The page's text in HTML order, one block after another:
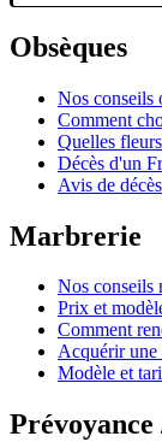
Obsèques
Nos conseils
Comment
Quelles
Décès d'un
Avis de décès
Marbrerie
Nos conseils
Prix et
Comment
Acquérir une
Modèle et
Prévoyance